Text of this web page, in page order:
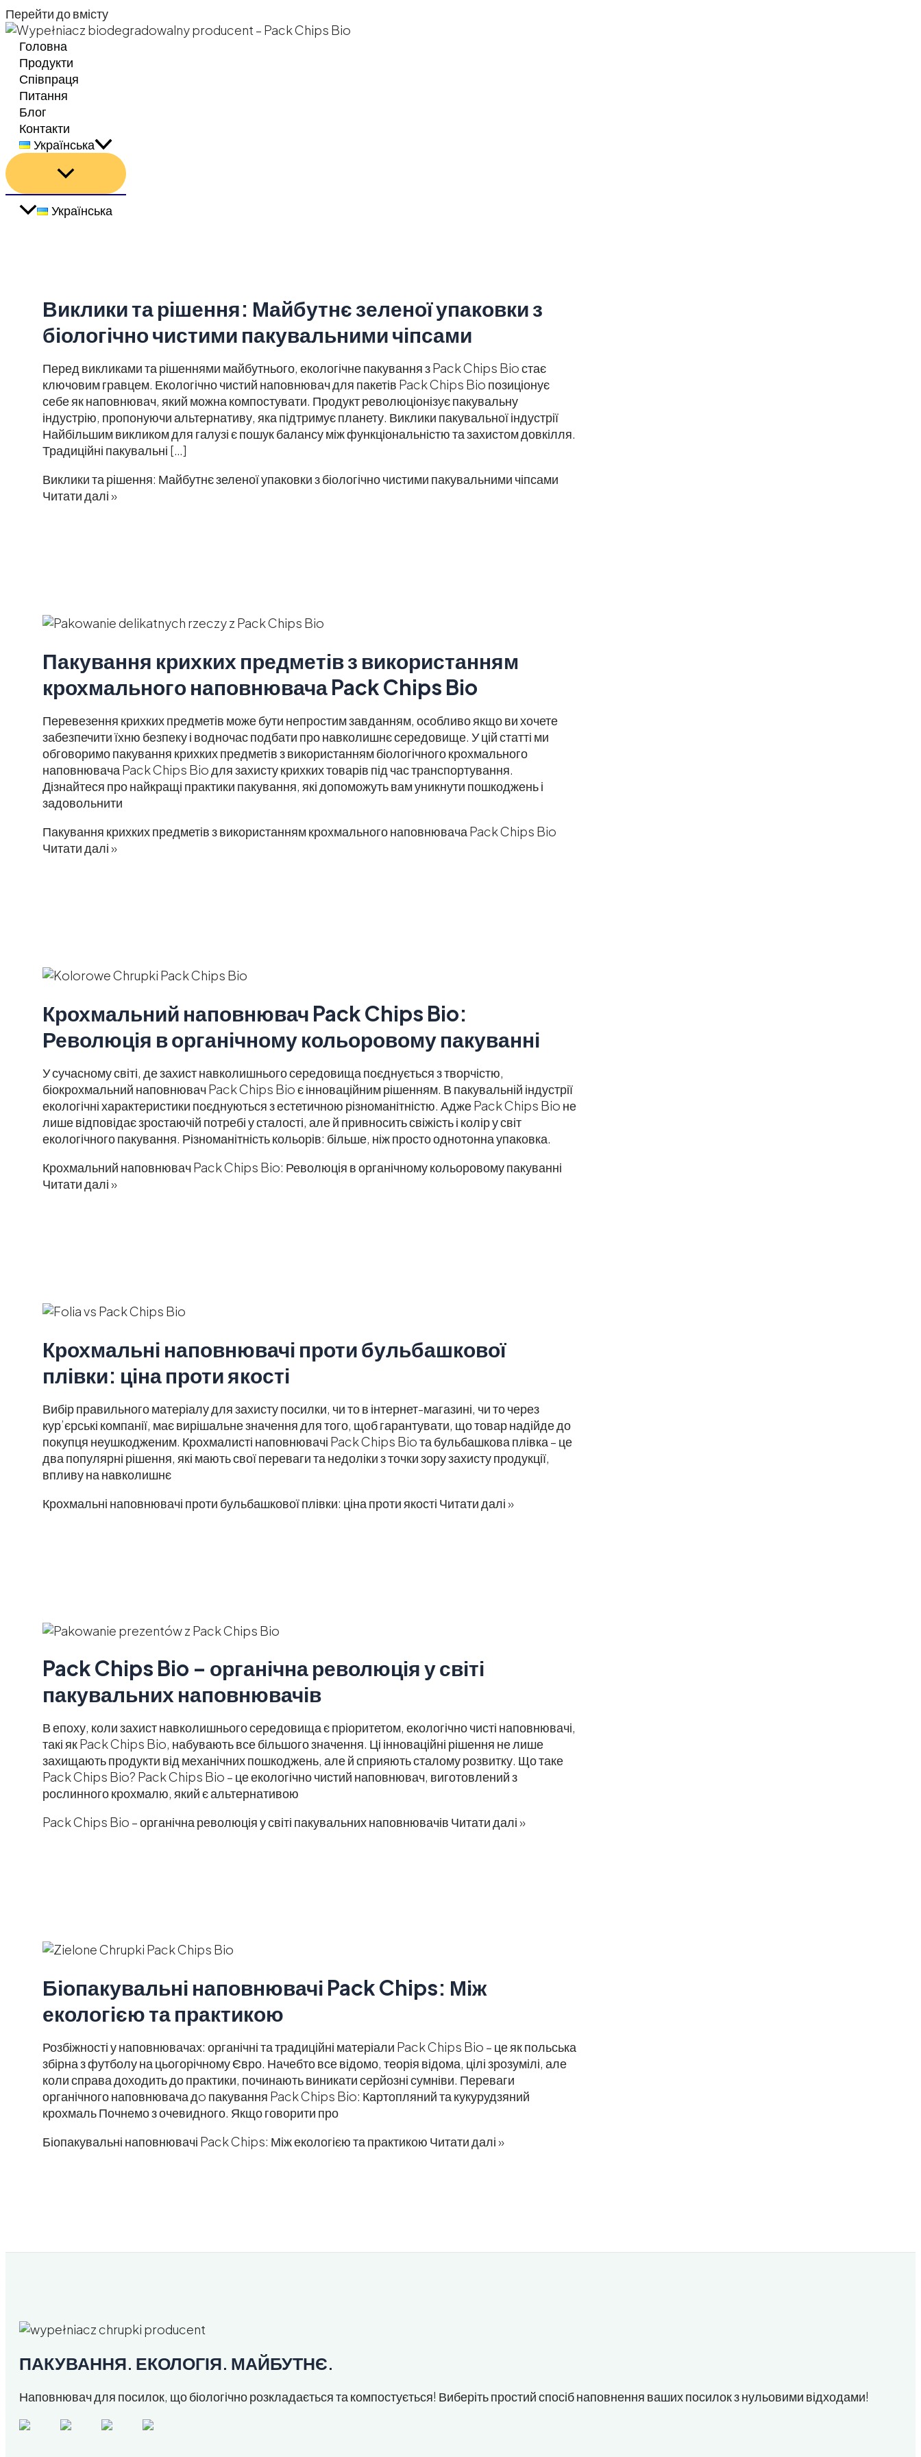
Перейти до вмісту
Головна
Продукти
Співпраця
Питання
Блог
Контакти
Українська
Українська
Виклики та рішення: Майбутнє зеленої упаковки з
біологічно чистими пакувальними чіпсами
Перед викликами та рішеннями майбутнього, екологічне пакування з Pack Chips Bio стає
ключовим гравцем. Екологічно чистий наповнювач для пакетів Pack Chips Bio позиціонує
себе як наповнювач, який можна компостувати. Продукт революціонізує пакувальну
індустрію, пропонуючи альтернативу, яка підтримує планету. Виклики пакувальної індустрії
Найбільшим викликом для галузі є пошук балансу між функціональністю та захистом довкілля.
Традиційні пакувальні […]
Виклики та рішення: Майбутнє зеленої упаковки з біологічно чистими пакувальними чіпсами
Читати далі »
Пакування крихких предметів з використанням
крохмального наповнювача Pack Chips Bio
Перевезення крихких предметів може бути непростим завданням, особливо якщо ви хочете
забезпечити їхню безпеку і водночас подбати про навколишнє середовище. У цій статті ми
обговоримо пакування крихких предметів з використанням біологічного крохмального
наповнювача Pack Chips Bio для захисту крихких товарів під час транспортування.
Дізнайтеся про найкращі практики пакування, які допоможуть вам уникнути пошкоджень і
задовольнити
Пакування крихких предметів з використанням крохмального наповнювача Pack Chips Bio
Читати далі »
Крохмальний наповнювач Pack Chips Bio:
Революція в органічному кольоровому пакуванні
У сучасному світі, де захист навколишнього середовища поєднується з творчістю,
біокрохмальний наповнювач Pack Chips Bio є інноваційним рішенням. В пакувальній індустрії
екологічні характеристики поєднуються з естетичною різноманітністю. Адже Pack Chips Bio не
лише відповідає зростаючій потребі у сталості, але й привносить свіжість і колір у світ
екологічного пакування. Різноманітність кольорів: більше, ніж просто однотонна упаковка.
Крохмальний наповнювач Pack Chips Bio: Революція в органічному кольоровому пакуванні
Читати далі »
Крохмальні наповнювачі проти бульбашкової
плівки: ціна проти якості
Вибір правильного матеріалу для захисту посилки, чи то в інтернет-магазині, чи то через
кур’єрські компанії, має вирішальне значення для того, щоб гарантувати, що товар надійде до
покупця неушкодженим. Крохмалисті наповнювачі Pack Chips Bio та бульбашкова плівка – це
два популярні рішення, які мають свої переваги та недоліки з точки зору захисту продукції,
впливу на навколишнє
Крохмальні наповнювачі проти бульбашкової плівки: ціна проти якості Читати далі »
Pack Chips Bio – органічна революція у світі
пакувальних наповнювачів
В епоху, коли захист навколишнього середовища є пріоритетом, екологічно чисті наповнювачі,
такі як Pack Chips Bio, набувають все більшого значення. Ці інноваційні рішення не лише
захищають продукти від механічних пошкоджень, але й сприяють сталому розвитку. Що таке
Pack Chips Bio? Pack Chips Bio – це екологічно чистий наповнювач, виготовлений з
рослинного крохмалю, який є альтернативою
Pack Chips Bio – органічна революція у світі пакувальних наповнювачів Читати далі »
Біопакувальні наповнювачі Pack Chips: Між
екологією та практикою
Розбіжності у наповнювачах: органічні та традиційні матеріали Pack Chips Bio – це як польська
збірна з футболу на цьогорічному Євро. Начебто все відомо, теорія відома, цілі зрозумілі, але
коли справа доходить до практики, починають виникати серйозні сумніви. Переваги
органічного наповнювача дo пакування Pack Chips Bio: Картопляний та кукурудзяний
крохмаль Почнемо з очевидного. Якщо говорити про
Біопакувальні наповнювачі Pack Chips: Між екологією та практикою Читати далі »
ПАКУВАННЯ. ЕКОЛОГІЯ. МАЙБУТНЄ.
Наповнювач для посилок, що біологічно розкладається та компостується! Виберіть простий спосіб наповнення ваших посилок з нульовими відходами!